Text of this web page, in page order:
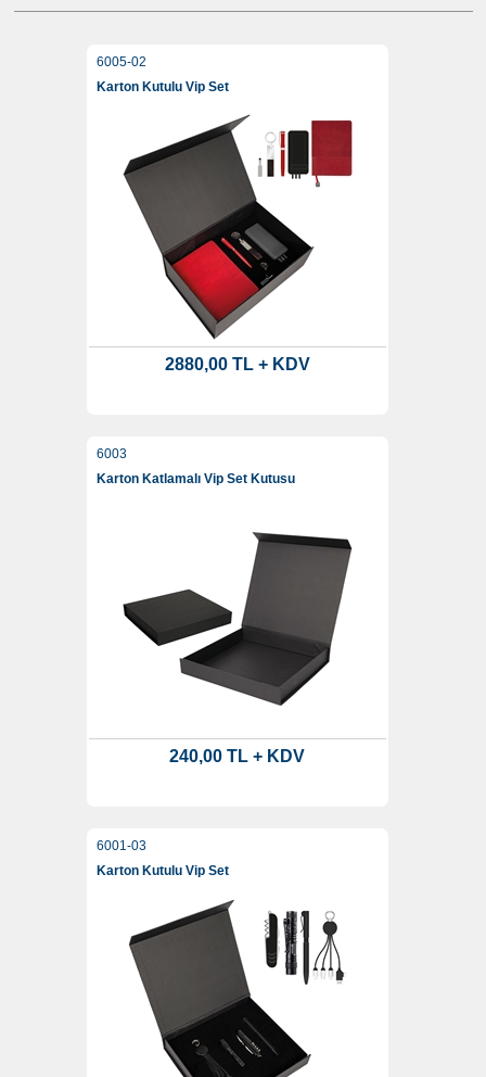
6005-02
Karton Kutulu Vip Set
2880,00 TL + KDV
6003
Karton Katlamalı Vip Set Kutusu
240,00 TL + KDV
6001-03
Karton Kutulu Vip Set